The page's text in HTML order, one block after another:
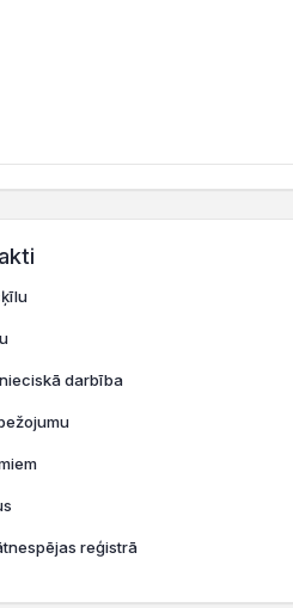
darbība
reģistrā